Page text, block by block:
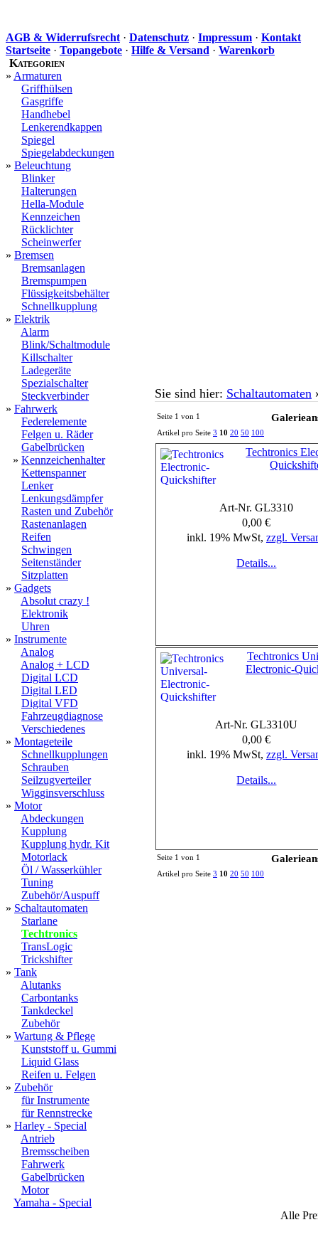
AGB & Widerrufsrecht · Datenschutz · Impressum · Kontakt
Startseite · Topangebote · Hilfe & Versand · Warenkorb
Kategorien
» Armaturen
Griffhülsen
Gasgriffe
Handhebel
Lenkerendkappen
Spiegel
Spiegelabdeckungen
» Beleuchtung
Blinker
Halterungen
Hella-Module
Kennzeichen
Rücklichter
Scheinwerfer
» Bremsen
Bremsanlagen
Bremspumpen
Flüssigkeitsbehälter
Schnellkupplung
» Elektrik
Alarm
Blink/Schaltmodule
Killschalter
Ladegeräte
Spezialschalter
Steckverbinder
» Fahrwerk
Federelemente
Felgen u. Räder
Gabelbrücken
» Kennzeichenhalter
Kettenspanner
Lenker
Lenkungsdämpfer
Rasten und Zubehör
Rastenanlagen
Reifen
Schwingen
Seitenständer
Sitzplatten
» Gadgets
Absolut crazy !
Elektronik
Uhren
» Instrumente
Analog
Analog + LCD
Digital LCD
Digital LED
Digital VFD
Fahrzeugdiagnose
Verschiedenes
» Montageteile
Schnellkupplungen
Schrauben
Seilzugverteiler
Wigginsverschluss
» Motor
Abdeckungen
Kupplung
Kupplung hydr. Kit
Motorlack
Öl / Wasserkühler
Tuning
Zubehör/Auspuff
» Schaltautomaten
Starlane
Techtronics
TransLogic
Trickshifter
» Tank
Alutanks
Carbontanks
Tankdeckel
Zubehör
» Wartung & Pflege
Kunststoff u. Gummi
Liquid Glass
Reifen u. Felgen
» Zubehör
für Instrumente
für Rennstrecke
» Harley - Special
Antrieb
Bremsscheiben
Fahrwerk
Gabelbrücken
Motor
Yamaha - Special
Sie sind hier: Schaltautomaten
Seite 1 von 1
Artikel pro Seite 3 10 20 50 100
Techtronics
Art-Nr. GL3310
0,00 €
inkl. 19% MwSt, zzgl.
Details...
Techtronics
Electronic-
Art-Nr. GL3310U
0,00 €
inkl. 19% MwSt, zzgl.
Details...
Seite 1 von 1
Artikel pro Seite 3 10 20 50 100
Alle